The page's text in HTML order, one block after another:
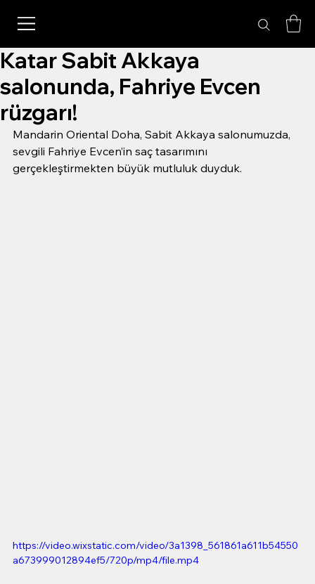
Katar Sabit Akkaya
salonunda, Fahriye Evcen
rüzgarı!
Mandarin Oriental Doha, Sabit Akkaya salonumuzda,
sevgili Fahriye Evcen’in saç tasarımını
gerçekleştirmekten büyük mutluluk duyduk.
https://video.wixstatic.com/video/3a1398_561861a611b54550
a673999012894ef5/720p/mp4/file.mp4